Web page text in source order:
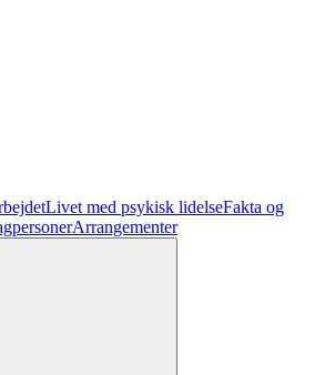
Livet med psykisk lidelseFakta og
Arrangementer